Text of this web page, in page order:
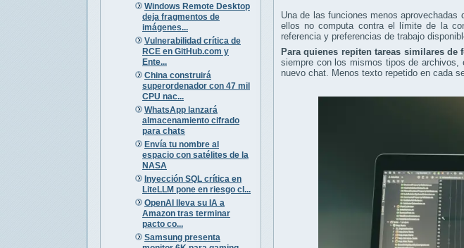
Windows Remote Desktop
deja fragmentos de
imágenes...
Vulnerabilidad crítica de
RCE en GitHub.com y
Ente...
China construirá
superordenador con 47 mil
CPU nac...
WhatsApp lanzará
almacenamiento cifrado
para chats
Envía tu nombre al
espacio con satélites de la
NASA
Inyección SQL crítica en
LiteLLM pone en riesgo cl...
OpenAI lleva su IA a
Amazon tras terminar
pacto co...
Samsung presenta
Una de las funciones menos aprovechadas
ellos no computa contra el límite de la
referencia y preferencias de trabajo
Para quienes repiten tareas similares de
siempre con los mismos tipos de archivos,
nuevo chat. Menos texto repetido en cada